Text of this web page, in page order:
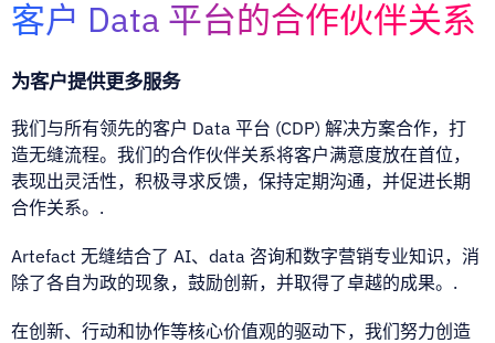
客户 Data 平台的合作伙伴关系
为客户提供更多服务
我们与所有领先的客户 Data 平台 (CDP) 解决方案合作，打
造无缝流程。我们的合作伙伴关系将客户满意度放在首位，
表现出灵活性，积极寻求反馈，保持定期沟通，并促进长期
合作关系。.
Artefact 无缝结合了 AI、data 咨询和数字营销专业知识，消
除了各自为政的现象，鼓励创新，并取得了卓越的成果。.
在创新、行动和协作等核心价值观的驱动下，我们努力创造